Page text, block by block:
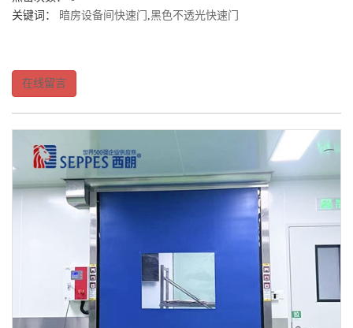
关键词：
暗房设备间快速门 黑色不透光快速门
在线留言